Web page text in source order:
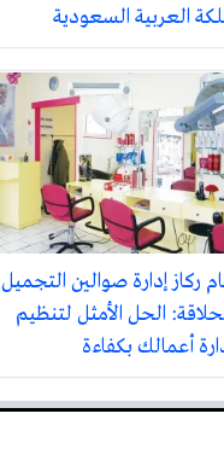
العربية السعودية
ركاز إدارة صوالين التجميل
الحل الأمثل لتنظيم
أعمالك بكفاءة